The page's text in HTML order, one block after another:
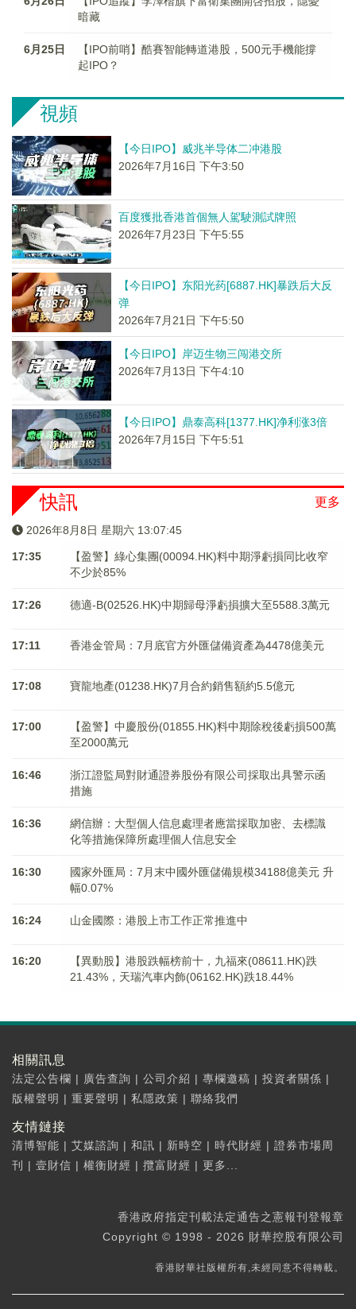
暗藏
6月25日
【IPO前哨】酷賽智能轉道港股，500元手機能撐
起IPO？
視頻
【今日IPO】威兆半导体二冲港股
2026年7月16日 下午3:50
百度獲批香港首個無人駕駛測試牌照
2026年7月23日 下午5:55
【今日IPO】东阳光药[6887.HK]暴跌后大反
弹
2026年7月21日 下午5:50
【今日IPO】岸迈生物三闯港交所
2026年7月13日 下午4:10
【今日IPO】鼎泰高科[1377.HK]净利涨3倍
2026年7月15日 下午5:51
更多
快訊
2026年8月8日 星期六 13:07:46
17:35
【盈警】綠心集團(00094.HK)料中期淨虧損同比收窄
不少於85%
17:26 德適-B(02526.HK)中期歸母淨虧損擴大至5588.3萬元
17:11 香港金管局：7月底官方外匯儲備資產為4478億美元
17:08 寶龍地產(01238.HK)7月合約銷售額約5.5億元
17:00
【盈警】中慶股份(01855.HK)料中期除稅後虧損500萬
至2000萬元
16:46
浙江證監局對財通證券股份有限公司採取出具警示函
措施
16:36
網信辦：大型個人信息處理者應當採取加密、去標識
化等措施保障所處理個人信息安全
16:30
國家外匯局：7月末中國外匯儲備規模34188億美元 升
幅0.07%
16:24 山金國際：港股上市工作正常推進中
16:20
【異動股】港股跌幅榜前十，九福來(08611.HK)跌
21.43%，天瑞汽車内飾(06162.HK)跌18.44%
相關訊息
法定公告欄 | 廣告查詢 | 公司介紹 | 專欄邀稿 | 投資者關係 |
版權聲明 | 重要聲明 | 私隱政策 | 聯絡我們
友情鏈接
清博智能 | 艾媒諮詢 | 和訊 | 新時空 | 時代財經 | 證券市場周
刊
| 壹財信 | 權衡財經 | 攬富財經 | 更多...
香港政府指定刊載法定通告之憲報刊登報章
Copyright © 1998 - 2026 財華控股有限公司
香港財華社版權所有,未經同意不得轉載。